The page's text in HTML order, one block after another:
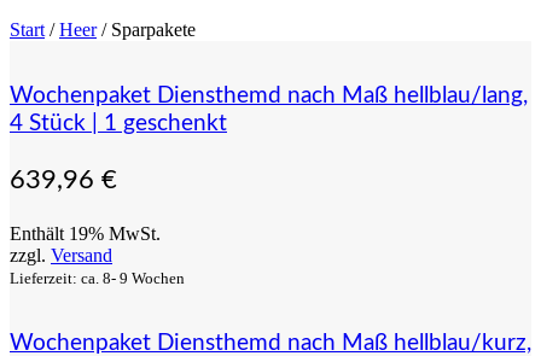
Start /Heer/ Sparpakete
Wochenpaket Diensthemd nach Maß hellblau/lang,
4 Stück | 1 geschenkt
639,96 €
Enthält 19% MwSt.
zzgl. Versand
Lieferzeit: ca. 8- 9 Wochen
Wochenpaket Diensthemd nach Maß hellblau/kurz,